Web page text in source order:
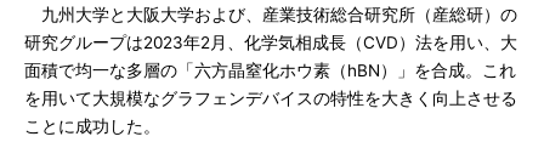
九州大学と大阪大学および、産業技術総合研究所（産総研）の
研究グループは2023年2月、化学気相成長（CVD）法を用い、大
面積で均一な多層の「六方晶窒化ホウ素（hBN）」を合成。これ
を用いて大規模なグラフェンデバイスの特性を大きく向上させる
ことに成功した。